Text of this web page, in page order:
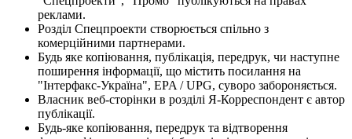
реклами.
Розділ Спецпроекти створюється спільно з
комерційними партнерами.
Будь яке копіювання, публікація, передрук, чи наступне
поширення інформації, що містить посилання на
"Інтерфакс-Україна", EPA / UPG, суворо забороняється.
Власник веб-сторінки в розділі Я-Корреспондент є автор
публікації.
Будь-яке копіювання, передрук та відтворення